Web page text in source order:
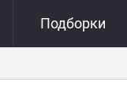
Подборки